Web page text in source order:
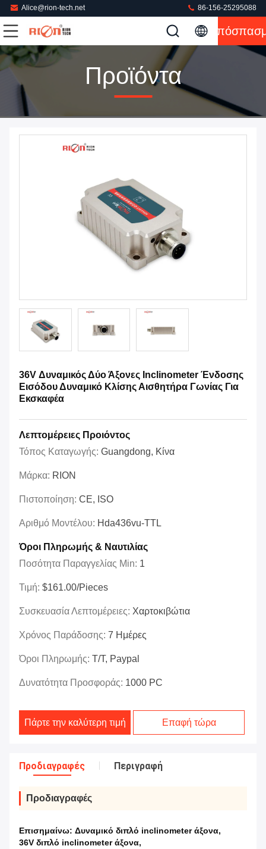
Alice@rion-tech.net 86-156-25295088
Προϊόντα
36V Δυναμικός Δύο Άξονες Inclinometer Ένδοσης
Εισόδου Δυναμικό Κλίσης Αισθητήρα Γωνίας Για
Εκσκαφέα
Λεπτομέρειες Προιόντος
Τόπος Καταγωγής: Guangdong, Κίνα
Μάρκα: RION
Πιστοποίηση: CE, ISO
Αριθμό Μοντέλου: Hda436vu-TTL
Όροι Πληρωμής & Ναυτιλίας
Ποσότητα Παραγγελίας Min: 1
Τιμή: $161.00/Pieces
Συσκευασία Λεπτομέρειες: Χαρτοκιβώτια
Χρόνος Παράδοσης: 7 Ημέρες
Όροι Πληρωμής: T/T, Paypal
Δυνατότητα Προσφοράς: 1000 PC
Πάρτε την καλύτερη τιμή Επαφή τώρα
Προδιαγραφές Περιγραφή
Προδιαγραφές
Επισημαίνω: Δυναμικό διπλό inclinometer άξονα,
36V διπλό inclinometer άξονα,